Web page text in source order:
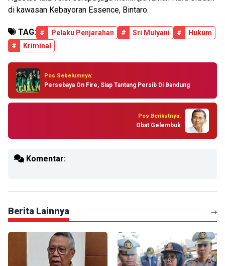
di kawasan Kebayoran Essence, Bintaro.
TAG: # Pelaku Penjarahan # Sri Mulyani #
Hukum
#
Kriminal
Pos Sebelumnya:
Persebaya On Fire, Siap Tantang Persib Di Bandung
Pos Berikutnya:
Obat Gelembuk
Komentar:
Berita Lainnya